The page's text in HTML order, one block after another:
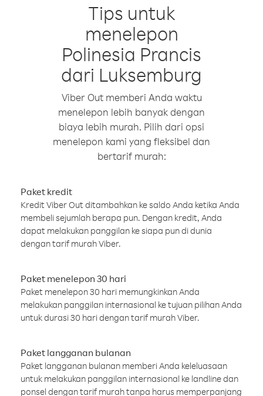
Tips untuk
menelepon
Polinesia Prancis
dari Luksemburg
Viber Out memberi Anda waktu
menelepon lebih banyak dengan
biaya lebih murah. Pilih dari opsi
menelepon kami yang fleksibel dan
bertarif murah:
Paket kredit
Kredit Viber Out ditambahkan ke saldo Anda ketika Anda
membeli sejumlah berapa pun. Dengan kredit, Anda
dapat melakukan panggilan ke siapa pun di dunia
dengan tarif murah Viber.
Paket menelepon 30 hari
Paket menelepon 30 hari memungkinkan Anda
melakukan panggilan internasional ke tujuan pilihan Anda
untuk durasi 30 hari dengan tarif murah Viber.
Paket langganan bulanan
Paket langganan bulanan memberi Anda keleluasaan
untuk melakukan panggilan internasional ke landline dan
ponsel dengan tarif murah tanpa harus memperpanjang